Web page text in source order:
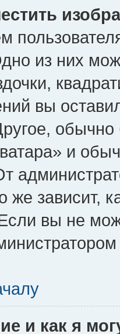
из них
вы
и
же зависит,
вы не
и как я